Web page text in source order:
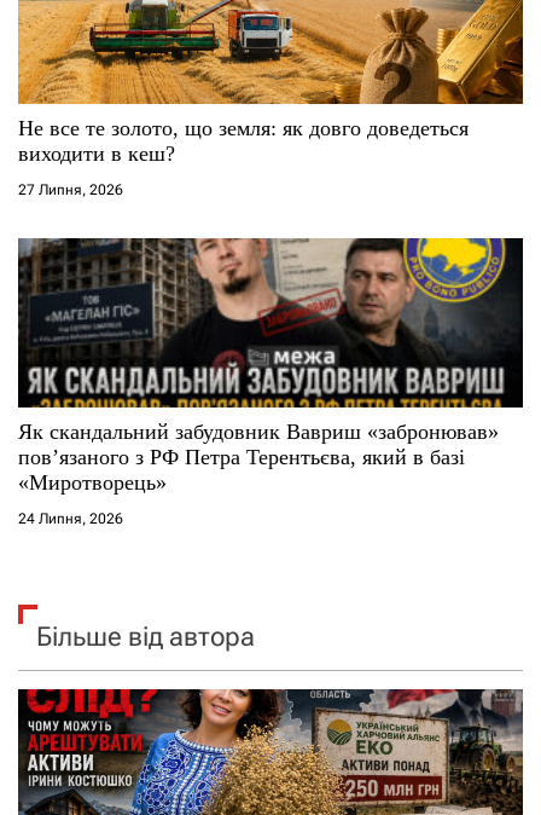
Не все те золото, що земля: як довго доведеться
виходити в кеш?
27 Липня, 2026
Як скандальний забудовник Вавриш «забронював»
повʼязаного з РФ Петра Терентьєва, який в базі
«Миротворець»
24 Липня, 2026
Більше від автора